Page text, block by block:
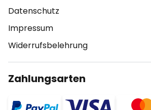
Datenschutz
Impressum
Widerrufsbelehrung
Zahlungsarten